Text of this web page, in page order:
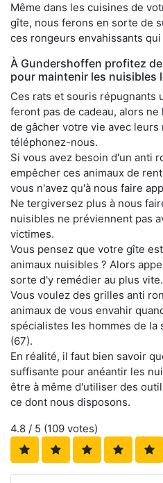
Même dans les cuisines de
gîte, nous ferons en sorte de
ces rongeurs envahissants
À Gundershoffen profitez
pour maintenir les nuisibles
Ces rats et souris répugnants
feront pas de cadeau, alors
de gâcher votre vie avec leurs
téléphonez-nous.
Si vous avez besoin d'un anti
empêcher ces animaux de
vous n'avez qu'à nous faire
Ne tergiversez plus à nous
nuisibles ne préviennent pas
victimes.
Vous pensez que votre gîte
animaux nuisibles ? Alors
sorte d'y remédier au plus vite.
Vous voulez des grilles anti
animaux de vous envahir
spécialistes les hommes de la
(67).
En réalité, il faut bien savoir
suffisante pour anéantir les
être à même d'utiliser des
ce dont nous disposons.
4.8 / 5 (109 votes)